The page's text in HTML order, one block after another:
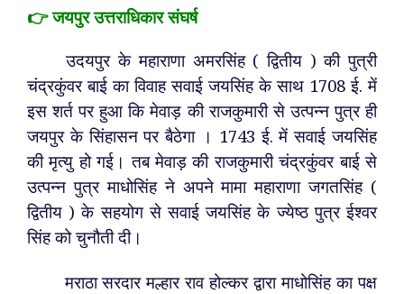
👉 जयपुर उत्तराधिकार संघर्ष
उदयपुर के महाराणा अमरसिंह ( द्वितीय ) की पुत्री
चंद्रकुंवर बाई का विवाह सवाई जयसिंह के साथ 1708 ई. में
इस शर्त पर हुआ कि मेवाड़ की राजकुमारी से उत्पन्न पुत्र ही
जयपुर के सिंहासन पर बैठेगा । 1743 ई. में सवाई जयसिंह
की मृत्यु हो गई। तब मेवाड़ की राजकुमारी चंद्रकुंवर बाई से
उत्पन्न पुत्र माधोसिंह ने अपने मामा महाराणा जगतसिंह (
द्वितीय ) के सहयोग से सवाई जयसिंह के ज्येष्ठ पुत्र ईश्वर
सिंह को चुनौती दी।
मराठा सरदार मल्हार राव होल्कर द्वारा माधोसिंह का पक्ष